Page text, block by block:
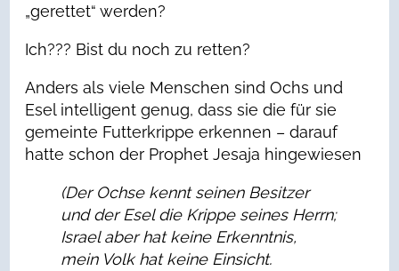
„gerettet“ werden?
Ich??? Bist du noch zu retten?
Anders als viele Menschen sind Ochs und
Esel intelligent genug, dass sie die für sie
gemeinte Futterkrippe erkennen – darauf
hatte schon der Prophet Jesaja hingewiesen
(Der Ochse kennt seinen Besitzer
und der Esel die Krippe seines Herrn;
Israel aber hat keine Erkenntnis,
mein Volk hat keine Einsicht.